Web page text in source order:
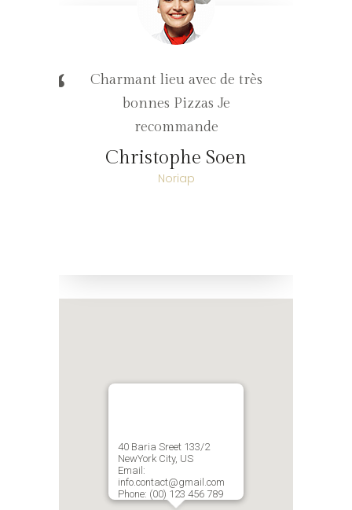
“
Charmant lieu avec de très
bonnes Pizzas Je
recommande
Christophe Soen
Noriap
40 Baria Sreet 133/2
NewYork City, US
Email:
info.contact@gmail.com
Phone: (00) 123 456 789